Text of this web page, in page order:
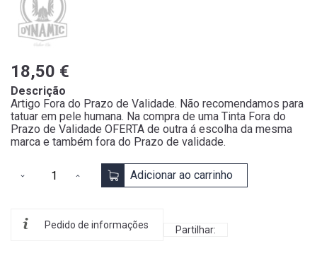
18,50 €
Descrição
Artigo Fora do Prazo de Validade. Não recomendamos para
tatuar em pele humana. Na compra de uma Tinta Fora do
Prazo de Validade OFERTA de outra á escolha da mesma
marca e também fora do Prazo de validade.
Adicionar ao carrinho
Pedido de informações Partilhar: